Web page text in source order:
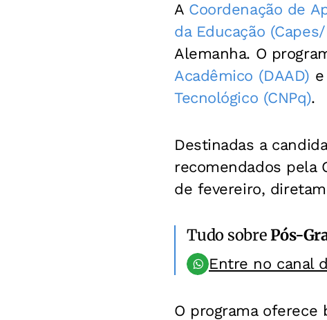
A Coordenação de
da Educação (Capes/
Alemanha. O
Acadêmico (DAAD)
Tecnológico (CNPq).
Destinadas a
recomendados pela
de fevereiro,
Tudo sobrePós-
Entre no canal
O programa oferece